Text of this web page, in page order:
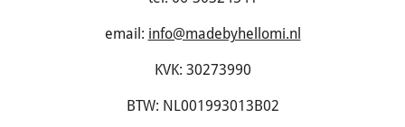
email: info@madebyhellomi.nl
KVK: 30273990
BTW: NL001993013B02